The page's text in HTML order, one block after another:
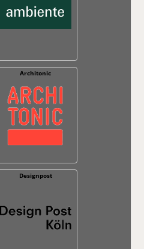
Architonic
Designpost